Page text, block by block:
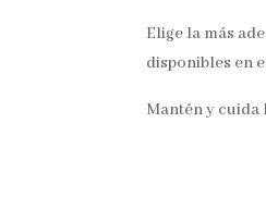
Elige la más
disponibles en
Mantén y